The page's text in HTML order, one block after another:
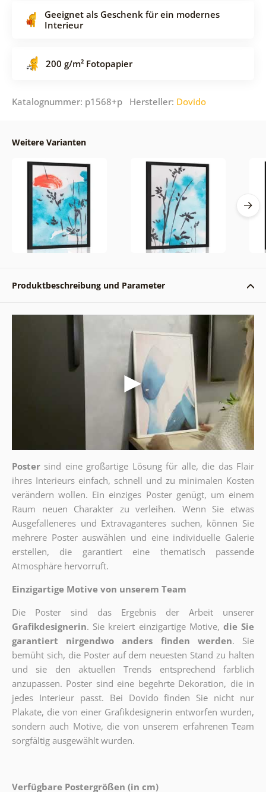
Geeignet als Geschenk für ein modernes
Interieur
200 g/m² Fotopapier
Katalognummer: p1568+p Hersteller: Dovido
Weitere Varianten
Produktbeschreibung und Parameter
Poster sind eine großartige Lösung für alle, die das Flair
ihres Interieurs einfach, schnell und zu minimalen Kosten
verändern wollen. Ein einziges Poster genügt, um einem
Raum neuen Charakter zu verleihen. Wenn Sie etwas
Ausgefalleneres und Extravaganteres suchen, können Sie
mehrere Poster auswählen und eine individuelle Galerie
erstellen, die garantiert eine thematisch passende
Atmosphäre hervorruft.
Einzigartige Motive von unserem Team
Die Poster sind das Ergebnis der Arbeit unserer
Grafikdesignerin. Sie kreiert einzigartige Motive, die Sie
garantiert nirgendwo anders finden werden. Sie
bemüht sich, die Poster auf dem neuesten Stand zu halten
und sie den aktuellen Trends entsprechend farblich
anzupassen. Poster sind eine begehrte Dekoration, die in
jedes Interieur passt. Bei Dovido finden Sie nicht nur
Plakate, die von einer Grafikdesignerin entworfen wurden,
sondern auch Motive, die von unserem erfahrenen Team
sorgfältig ausgewählt wurden.
Verfügbare Postergrößen (in cm)